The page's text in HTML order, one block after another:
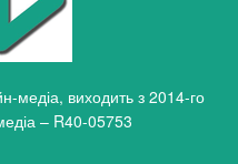
медіа, виходить з 2014-го
– R40-05753